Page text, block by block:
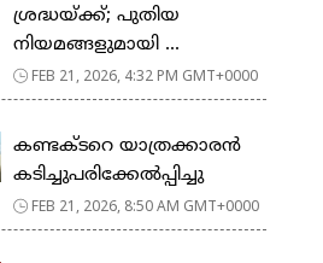
ശ്രദ്ധയ്ക്ക്; പുതിയ
നിയമങ്ങളുമായി ...
FEB 21, 2026, 4:32 PM GMT+0000
കണ്ടക്ടറെ യാത്രക്കാരൻ
കടിച്ചുപരിക്കേൽപ്പിച്ചു
FEB 21, 2026, 8:50 AM GMT+0000